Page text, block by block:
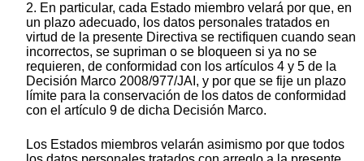
2. En particular, cada Estado miembro velará por que, en
un plazo adecuado, los datos personales tratados en
virtud de la presente Directiva se rectifiquen cuando sean
incorrectos, se supriman o se bloqueen si ya no se
requieren, de conformidad con los artículos 4 y 5 de la
Decisión Marco 2008/977/JAI, y por que se fije un plazo
límite para la conservación de los datos de conformidad
con el artículo 9 de dicha Decisión Marco.
Los Estados miembros velarán asimismo por que todos